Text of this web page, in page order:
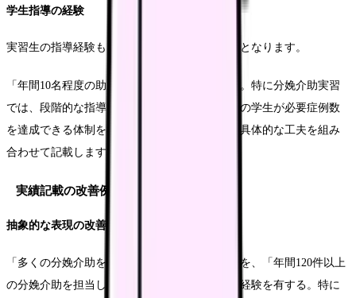
学生指導の経験
実習生の指導経験も、重要なアピールポイントとなります。
「年間10名程度の助産師学生の実習指導を担当。特に分娩介助実習
では、段階的な指導プログラムを開発し、全ての学生が必要症例数
を達成できる体制を構築しました」指導経験と具体的な工夫を組み
合わせて記載します。
実績記載の改善例
抽象的な表現の改善
「多くの分娩介助を経験」という抽象的な表現を、「年間120件以上
の分娩介助を担当し、緊急時対応を含む豊富な経験を有する。特に